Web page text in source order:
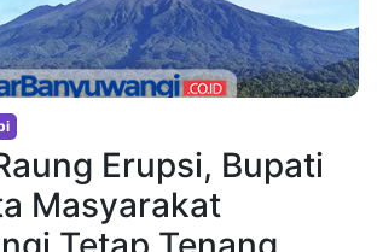
Erupsi, Bupati
Masyarakat